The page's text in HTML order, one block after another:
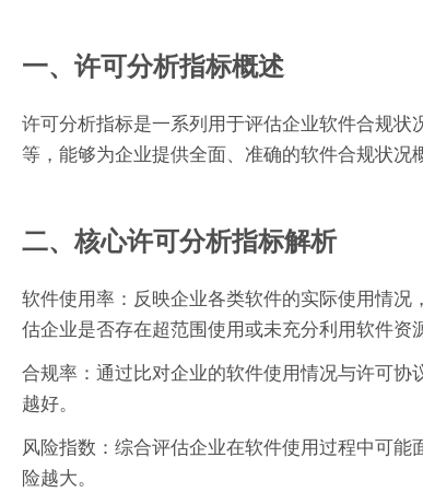
一、许可分析指标概述
许可分析指标是一系列用于评估企业软件合规
等，能够为企业提供全面、准确的软件合规状况
二、核心许可分析指标解析
软件使用率：反映企业各类软件的实际使用情
估企业是否存在超范围使用或未充分利用软件资
合规率：通过比对企业的软件使用情况与许可
越好。
风险指数：综合评估企业在软件使用过程中可
险越大。